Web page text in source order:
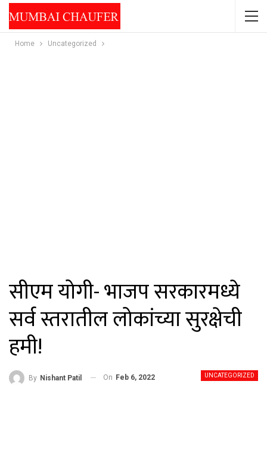
Home Uncategorized
सीएम योगी- भाजप सरकारमध्ये
सर्व स्तरातील लोकांच्या सुरक्षेची
हमी!
UNCATEGORIZED
By Nishant Patil On Feb 6, 2022